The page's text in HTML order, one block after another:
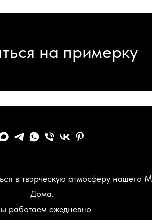
на примерку
в творческую атмосферу нашего
Дома.
работаем ежедневно